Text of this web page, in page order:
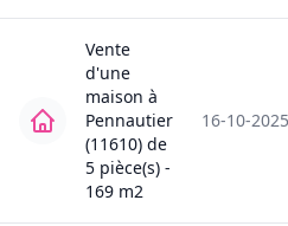
Vente
d'une
maison à
Pennautier
(11610) de
5 pièce(s) -
169 m2
16-10-2025